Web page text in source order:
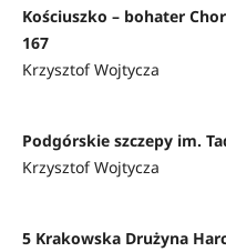
Kościuszko – bohater
167
Krzysztof Wojtycza
Podgórskie szczepy im.
Krzysztof Wojtycza
5 Krakowska Drużyna